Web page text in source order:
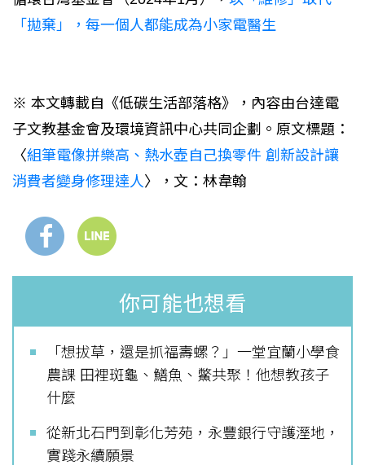
「拋棄」，每一個人都能成為小家電醫生
※ 本文轉載自《低碳生活部落格》，內容由台達電
子文教基金會及環境資訊中心共同企劃。原文標題：
〈組筆電像拼樂高、熱水壺自己換零件 創新設計讓
消費者變身修理達人 〉，文：林韋翰
你可能也想看
「想拔草，還是抓福壽螺？」一堂宜蘭小學食
農課 田裡斑龜、鱔魚、鱉共聚！他想教孩子
什麼
從新北石門到彰化芳苑，永豐銀行守護溼地，
實踐永續願景